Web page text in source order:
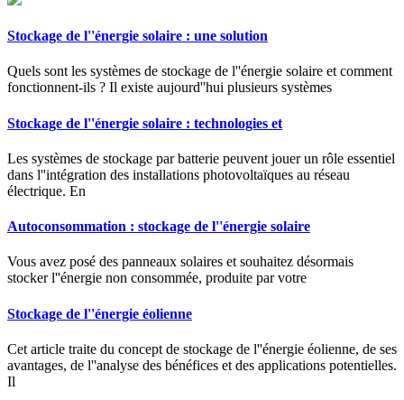
Stockage de l''énergie solaire : une solution
Quels sont les systèmes de stockage de l''énergie solaire et comment
fonctionnent-ils ? Il existe aujourd''hui plusieurs systèmes
Stockage de l''énergie solaire : technologies et
Les systèmes de stockage par batterie peuvent jouer un rôle essentiel
dans l''intégration des installations photovoltaïques au réseau
électrique. En
Autoconsommation : stockage de l''énergie solaire
Vous avez posé des panneaux solaires et souhaitez désormais
stocker l''énergie non consommée, produite par votre
Stockage de l''énergie éolienne
Cet article traite du concept de stockage de l''énergie éolienne, de ses
avantages, de l''analyse des bénéfices et des applications potentielles.
Il